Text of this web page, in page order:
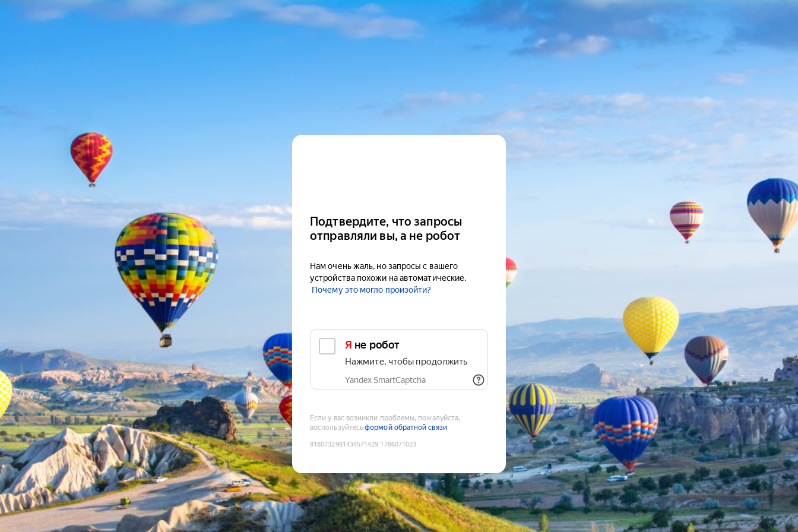
Подтвердите, что запросы
отправляли вы, а не робот
Нам очень жаль, но запросы с вашего
устройства похожи на автоматические.
Почему это могло произойти?
Я не робот
Нажмите, чтобы продолжить
Yandex SmartCaptcha
Если у вас возникли проблемы, пожалуйста,
воспользуйтесьформой обратной связи
9180732981434571429:1786071023